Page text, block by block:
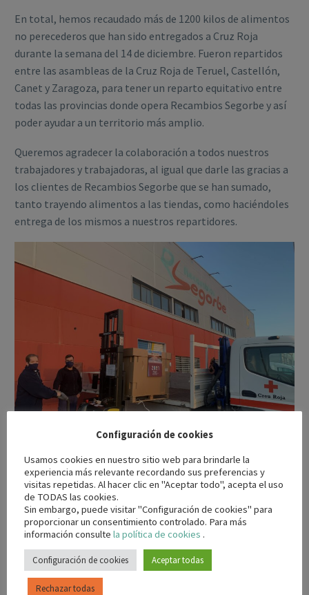
En total, hemos recaudado más de 1200 kilos de alimentos
no perecederos que han sido entregados a Cruz Roja
durante la semana del 14 de diciembre. Fueron repartidos
entre las asambleas de la Cruz Roja de Teruel, Castellón,
Canet y Zaragoza, para tener un reparto equitativo entre
todas las provincias donde opera Recambios Segorbe y así
poder ayudar a un territorio más amplio.
Queremos agradecer la colaboración a todos nuestros
trabajadores y trabajadoras, al igual que darle las gracias a
los clientes de Recambios Segorbe que se han sumado,
tanto trayendo alimentos a las tiendas, como haciéndoles
entrega de los mismos a nuestros repartidores.
Configuración de cookies
Usamos cookies en nuestro sitio web para brindarle la
experiencia más relevante recordando sus preferencias y
visitas repetidas. Al hacer clic en "Aceptar todo", acepta el uso
de TODAS las cookies.
Sin embargo, puede visitar "Configuración de cookies" para
proporcionar un consentimiento controlado. Para más
información consulte la política de cookies .
Configuración de cookies Aceptar todas
Rechazar todas